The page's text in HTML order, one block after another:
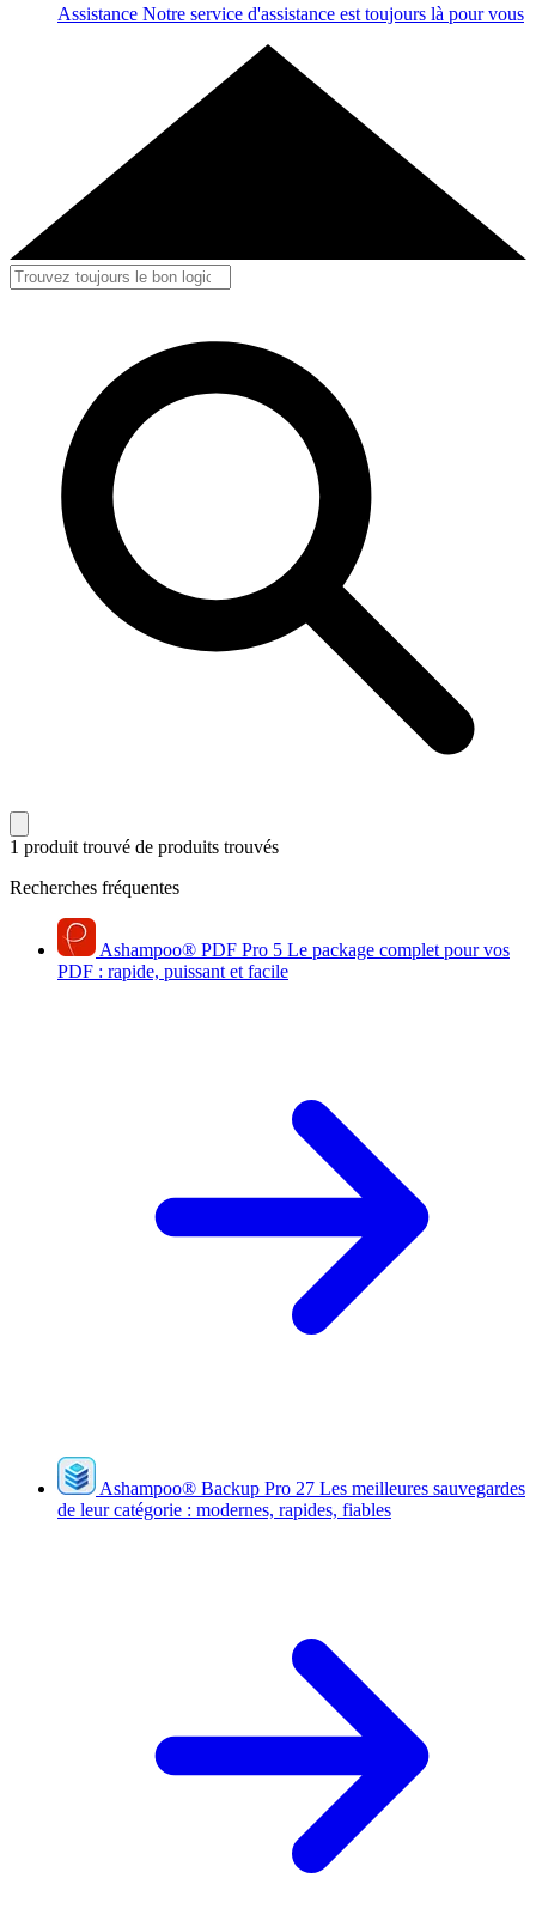
Assistance Notre service d'assistance est toujours là pour vous
1 produit trouvé de produits trouvés
Recherches fréquentes
Ashampoo® PDF Pro 5 Le package complet pour vos
PDF : rapide, puissant et facile
Ashampoo® Backup Pro 27 Les meilleures sauvegardes
de leur catégorie : modernes, rapides, fiables